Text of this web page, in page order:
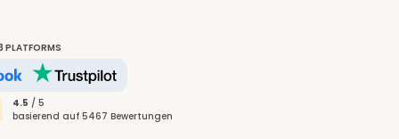
PLATFORMS
4.5 / 5
basierend auf 5467 Bewertungen